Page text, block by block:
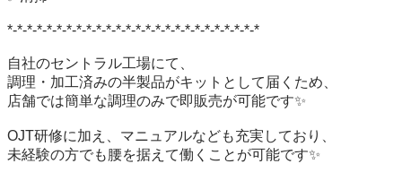
*-*-*-*-*-*-*-*-*-*-*-*-*-*-*-*-*-*-*-*-*-*-*-*-*-*
自社のセントラル工場にて、
調理・加工済みの半製品がキットとして届くため、
店舗では簡単な調理のみで即販売が可能です✨
OJT研修に加え、マニュアルなども充実しており、
未経験の方でも腰を据えて働くことが可能です✨